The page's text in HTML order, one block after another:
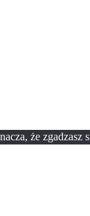
że zgadzasz